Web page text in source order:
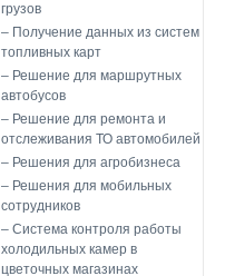
грузов
Получение данных из систем
топливных карт
Решение для маршрутных
автобусов
Решение для ремонта и
отслеживания ТО автомобилей
Решения для агробизнеса
Решения для мобильных
сотрудников
Система контроля работы
холодильных камер в
цветочных магазинах